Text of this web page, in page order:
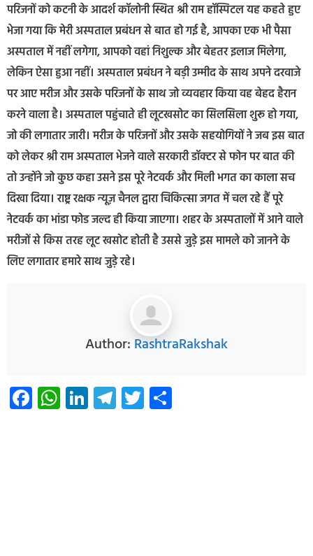
परिजनों को कटनी के आदर्श कॉलोनी स्थित श्री राम हॉस्पिटल यह कहते हुए
भेजा गया कि मेरी अस्पताल प्रबंधन से बात हो गई है, आपका एक भी पैसा
अस्पताल में नहीं लगेगा, आपको वहां निशुल्क और बेहतर इलाज मिलेगा,
लेकिन ऐसा हुआ नहीं। अस्पताल प्रबंधन ने बड़ी उम्मीद के साथ अपने दरवाजे
पर आए मरीज और उसके परिजनों के साथ जो व्यवहार किया वह बेहद हैरान
करने वाला है। अस्पताल पहुंचाते ही लूटखसोट का सिलसिला शुरू हो गया,
जो की लगातार जारी। मरीज के परिजनों और उसके सहयोगियों ने जब इस बात
को लेकर श्री राम अस्पताल भेजने वाले सरकारी डॉक्टर से फोन पर बात की
तो उन्होंने जो कुछ कहा उसने इस पूरे नेटवर्क और मिली भगत का काला सच
दिखा दिया। राष्ट्र रक्षक न्यूज़ चैनल द्वारा चिकित्सा जगत में चल रहे हैं पूरे
नेटवर्क का भांडा फोड जल्द ही किया जाएगा। शहर के अस्पतालों में आने वाले
मरीजों से किस तरह लूट खसोट होती है उससे जुड़े इस मामले को जानने के
लिए लगातार हमारे साथ जुड़े रहे।
Author: RashtraRakshak
Facebook
WhatsApp
LinkedIn
Telegram
Twitter